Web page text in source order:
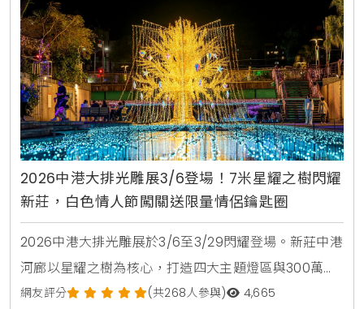
2026中港大排光雕展3/6登場！7米星耀之樹閃耀
新莊，白色情人節闖關送限量情侶鑰匙圈
2026中港大排光雕展於3/6至3/29閃耀登場。新莊中港
河廊以星耀之樹為核心，打造四大主題燈區與300萬盞
LED夢幻星河。現場更有極地北極熊造景與白色情人節
網友評分 (共268人參與) 4,665